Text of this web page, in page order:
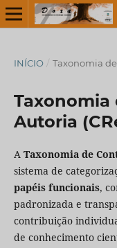
INÍCIO / Taxonomia
Taxonomia
Autoria
A Taxonomia de
sistema de
papéis funcionais,
padronizada e
contribuição
de conhecimento